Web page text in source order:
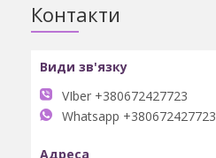
Контакти
VIber +380672427723
Whatsapp +380672427723